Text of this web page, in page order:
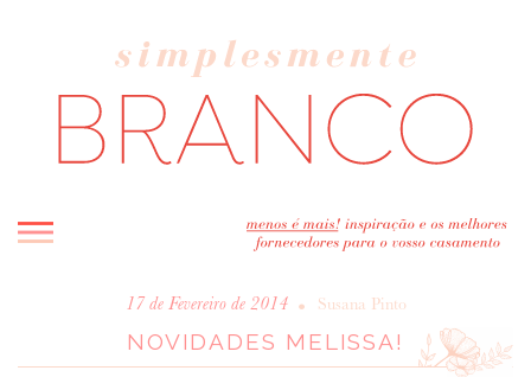
INICIO
BLOG
17 de Fevereiro de 2014 • Susana Pinto
NOVIDADES MELISSA!